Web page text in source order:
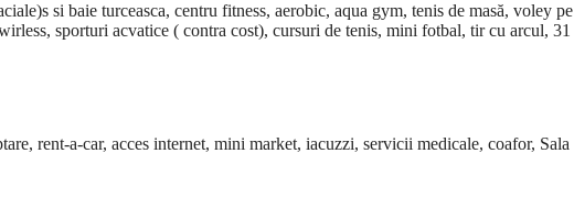
si baie turceasca, centru fitness, aerobic, aqua gym, tenis de masă, voley pe
sporturi acvatice ( contra cost), cursuri de tenis, mini fotbal, tir cu arcul, 31
rent-a-car, acces internet, mini market, iacuzzi, servicii medicale, coafor, Sala